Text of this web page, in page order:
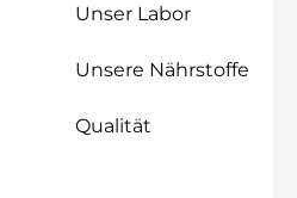
Unser Labor
Unsere Nährstoffe
Qualität